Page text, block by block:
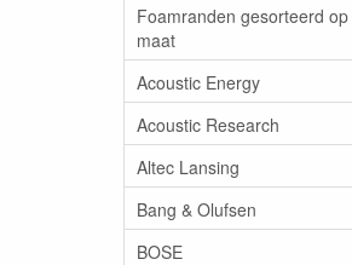
Foamranden gesorteerd op
maat
Acoustic Energy
Acoustic Research
Altec Lansing
Bang & Olufsen
BOSE